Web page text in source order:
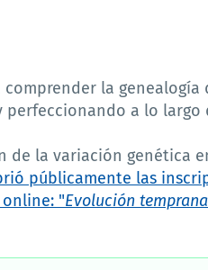
la genealogía
perfeccionando a lo largo
de la variación genética
públicamente las
"Evolución